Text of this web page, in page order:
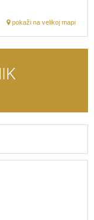
pokaži na velikoj mapi